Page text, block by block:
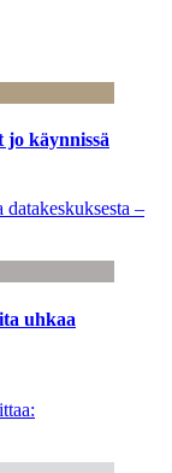
käynnissä
–
uhkaa